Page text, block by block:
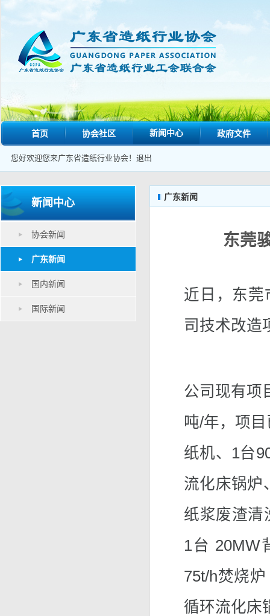
首页 协会社区 新闻中心 政府文件
您好欢迎您来广东省造纸行业协会！ 退出
新闻中心
协会新闻
广东新闻
国内新闻
国际新闻
广东新闻
东莞
近日，东莞
司技术改造
公司现有项
吨/年，项
纸机、1台
流化床锅炉
纸浆废渣清
1台 20MW
75t/h焚烧
循环流化床